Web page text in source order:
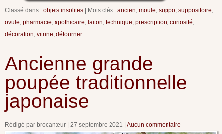
Classé dans : objets insolites Mots clés : ancien moule suppo suppositoire
ovule pharmacie apothicaire laiton technique prescription curiosité
décoration vitrine détourner
Ancienne grande
poupée traditionnelle
japonaise
Rédigé par brocanteur 27 septembre 2021 Aucun commentaire